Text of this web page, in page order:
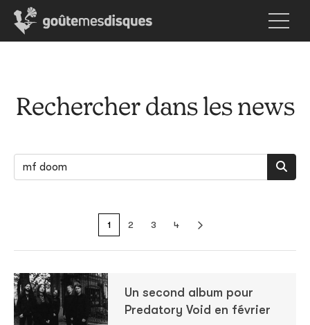
Rechercher dans les news
1 2 3 4
Un second album pour
Predatory Void en février